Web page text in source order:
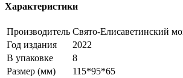
Характеристики
Производитель Свято-Елисаветинский
Год издания
2022
В упаковке
8
Размер (мм)
115*95*65